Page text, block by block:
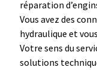
réparation
Vous avez des
hydraulique et
Votre sens du
solutions